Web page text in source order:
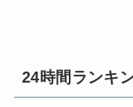
24時間ランキ